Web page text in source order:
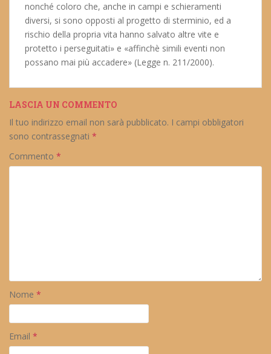
nonché coloro che, anche in campi e schieramenti
diversi, si sono opposti al progetto di sterminio, ed a
rischio della propria vita hanno salvato altre vite e
protetto i perseguitati» e «affinchè simili eventi non
possano mai più accadere» (Legge n. 211/2000).
LASCIA UN COMMENTO
Il tuo indirizzo email non sarà pubblicato. I campi obbligatori
sono contrassegnati *
Commento *
Nome *
Email *